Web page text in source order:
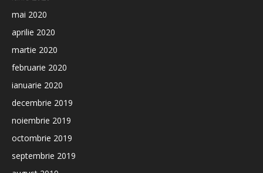
mai 2020
aprilie 2020
martie 2020
februarie 2020
ianuarie 2020
decembrie 2019
noiembrie 2019
octombrie 2019
septembrie 2019